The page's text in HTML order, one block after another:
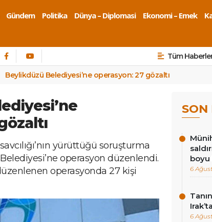
Gündem Politika Dünya – Diplomasi Ekonomi – Emek
Tüm
Beylikdüzü Belediyesi’ne operasyon: 27 gözaltı
yürüttüğü soruşturma
operasyon düzenlendi.
operasyonda 27 kişi
SON
boyu
6
6